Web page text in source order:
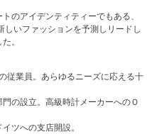
のアイデンティティーでもある、
しいファッションを予測しリードし
。
従業員。あらゆるニーズに応える十
の設立。高級時計メーカーへのＯ
ツへの支店開設。